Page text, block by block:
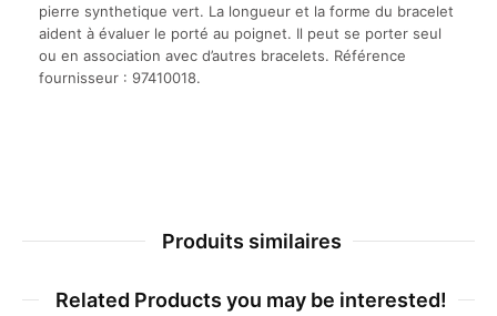
pierre synthetique vert. La longueur et la forme du bracelet
aident à évaluer le porté au poignet. Il peut se porter seul
ou en association avec d’autres bracelets. Référence
fournisseur : 97410018.
Produits similaires
Related Products you may be interested!